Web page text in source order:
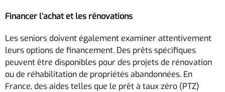
Financer l’achat et les rénovations
Les seniors doivent également examiner attentivement
leurs options de financement. Des prêts spécifiques
peuvent être disponibles pour des projets de rénovation
ou de réhabilitation de propriétés abandonnées. En
France, des aides telles que le prêt à taux zéro (PTZ)